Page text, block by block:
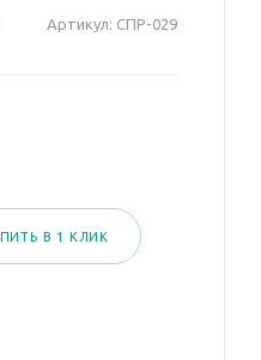
Артикул: СПР-029
В 1 КЛИК